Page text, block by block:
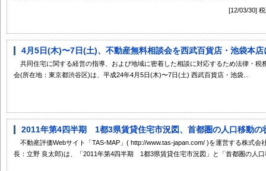
[12/03/30]
4月5日(木)〜7日(土)、不動産無料相談会を西武百貨店・池袋本店
共同住宅に関する経営の指導、および地域に密着した相談に対応するため法律・税
会(所在地：東京都渋谷区)は、平成24年4月5日(木)〜7日(土) 西武百貨店・池袋...
2011年第4四半期 1都3県賃貸住宅市況図、首都圏の人口移動の
不動産評価Webサイト「TAS-MAP」( http://www.tas-japan.com/ )を運営する株式会
長：立野 良太郎)は、「2011年第4四半期 1都3県賃貸住宅市況図」と「首都圏の人口